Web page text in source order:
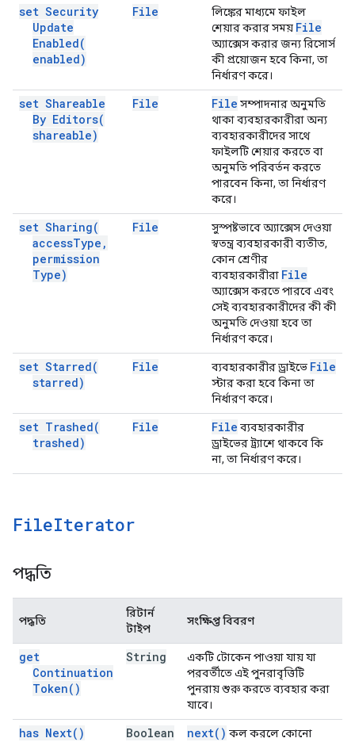
set Security
Update
Enabled(
enabled)
File
লিঙ্কের মাধ্যমে ফাইল
শেয়ার করার সময় File
অ্যাক্সেস করার জন্য রিসোর্স
কী প্রয়োজন হবে কিনা, তা
নির্ধারণ করে।
set Shareable
By Editors(
shareable)
File File সম্পাদনার অনুমতি
থাকা ব্যবহারকারীরা অন্য
ব্যবহারকারীদের সাথে
ফাইলটি শেয়ার করতে বা
অনুমতি পরিবর্তন করতে
পারবেন কিনা, তা নির্ধারণ
করে।
set Sharing(
accessType ,
permission
Type)
File
সুস্পষ্টভাবে অ্যাক্সেস দেওয়া
স্বতন্ত্র ব্যবহারকারী ব্যতীত,
কোন শ্রেণীর
ব্যবহারকারীরা File
অ্যাক্সেস করতে পারবে এবং
সেই ব্যবহারকারীদের কী কী
অনুমতি দেওয়া হবে তা
নির্ধারণ করে।
set Starred(
starred)
File ব্যবহারকারীর ড্রাইভে File
স্টার করা হবে কিনা তা
নির্ধারণ করে।
set Trashed(
trashed)
File File ব্যবহারকারীর
ড্রাইভের ট্র্যাশে থাকবে কি
না, তা নির্ধারণ করে।
FileIterator
পদ্ধতি
পদ্ধতি
রিটার্ন
টাইপ
সংক্ষিপ্ত বিবরণ
get
Continuation
Token( )
String
একটি টোকেন পাওয়া যায় যা
পরবর্তীতে এই পুনরাবৃত্তিটি
পুনরায় শুরু করতে ব্যবহার করা
যাবে।
has Next( ) Boolean next( ) কল করলে কোনো